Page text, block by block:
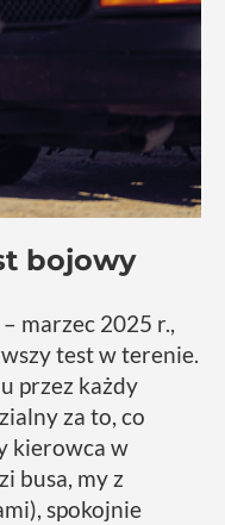
bojowy
marzec 2025 r.,
test w terenie.
przez każdy
za to, co
kierowca w
busa, my z
spokojnie